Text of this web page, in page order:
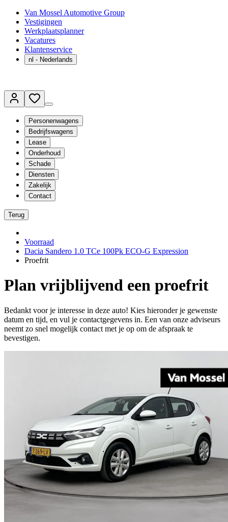
Van Mossel Automotive Group
Vestigingen
Werkplaatsplanner
Vacatures
Klantenservice
nl - Nederlands
Personenwagens
Bedrijfswagens
Lease
Onderhoud
Schade
Diensten
Zakelijk
Contact
Terug
Voorraad
Dacia Sandero 1.0 TCe 100Pk ECO-G Expression
Proefrit
Plan vrijblijvend een proefrit
Bedankt voor je interesse in deze auto! Kies hieronder je gewenste
datum en tijd, en vul je contactgegevens in. Een van onze adviseurs
neemt zo snel mogelijk contact met je op om de afspraak te
bevestigen.